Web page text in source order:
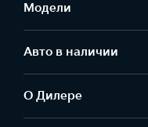
Модели
Авто в наличии
О Дилере